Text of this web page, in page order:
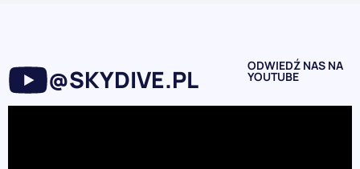
@SKYDIVE.PL ODWIEDŹ NAS NA
YOUTUBE